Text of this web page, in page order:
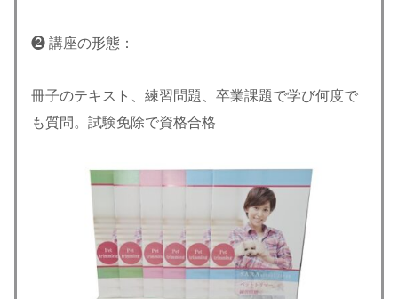
❷ 講座の形態：
冊子のテキスト、練習問題、卒業課題で学び何度で
も質問。試験免除で資格合格